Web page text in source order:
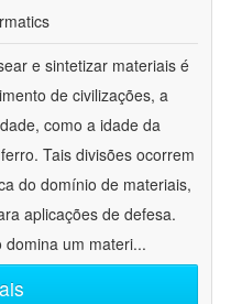
e sintetizar materiais é
de civilizações, a
como a idade da
Tais divisões ocorrem
do domínio de materiais,
aplicações de defesa.
domina um materi...